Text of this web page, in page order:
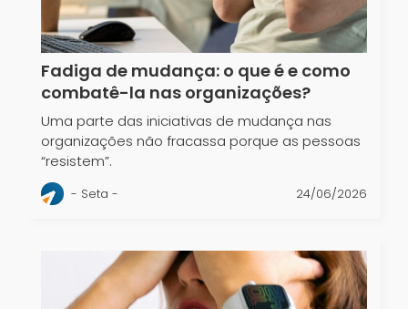
Fadiga de mudança: o que é e como
combatê-la nas organizações?
Uma parte das iniciativas de mudança nas
organizações não fracassa porque as pessoas
“resistem”.
- Seta - 24/06/2026